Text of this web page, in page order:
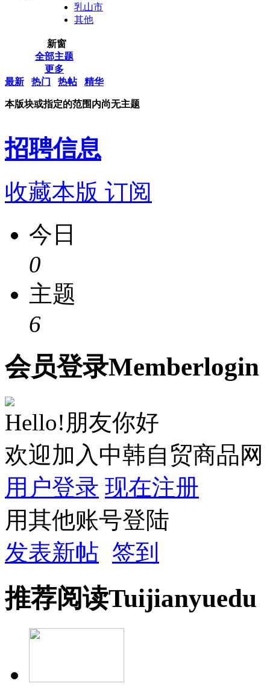
乳山市
其他
新窗
全部主题
更多
最新
热门 热帖 精华
本版块或指定的范围内尚无主题
招聘信息
收藏本版 订阅
今日
0
主题
6
会员登录Memberlogin
Hello!朋友你好
欢迎加入中韩自贸商品网
用户登录 现在注册
用其他账号登陆
发表新帖 签到
推荐阅读Tuijianyuedu